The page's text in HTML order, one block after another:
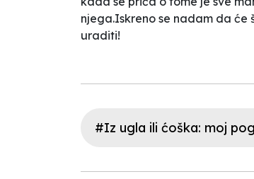
njega.Iskreno se nadam da će
uraditi!
#Iz ugla ili ćoška: moj